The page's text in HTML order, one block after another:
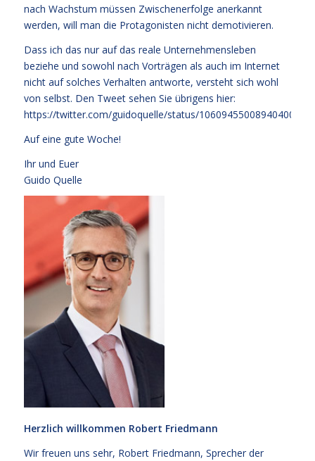
nach Wachstum müssen Zwischenerfolge anerkannt
werden, will man die Protagonisten nicht demotivieren.
Dass ich das nur auf das reale Unternehmensleben
beziehe und sowohl nach Vorträgen als auch im Internet
nicht auf solches Verhalten antworte, versteht sich wohl
von selbst. Den Tweet sehen Sie übrigens hier:
https://twitter.com/guidoquelle/status/1060945500894040064
Auf eine gute Woche!
Ihr und Euer
Guido Quelle
Herzlich willkommen Robert Friedmann
Wir freuen uns sehr, Robert Friedmann, Sprecher der